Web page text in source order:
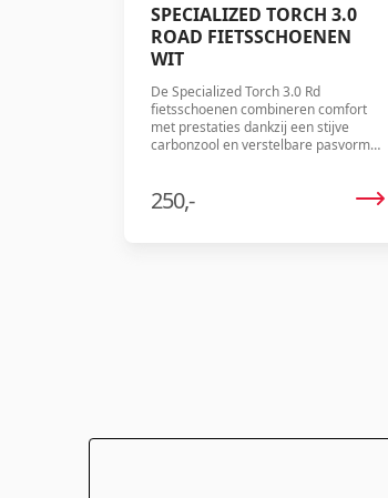
SPECIALIZED TORCH 3.0
ROAD FIETSSCHOENEN
WIT
De Specialized Torch 3.0 Rd
fietsschoenen combineren comfort
met prestaties dankzij een stijve
carbonzool en verstelbare pasvorm
willen.
250,-